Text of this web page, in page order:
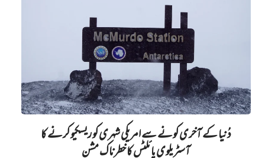
دُنیا کے آخری کونے سے امریکی شہری کو ریسکیو کرنے کا
آسٹریلوی پائلٹس کا خطرناک مشن